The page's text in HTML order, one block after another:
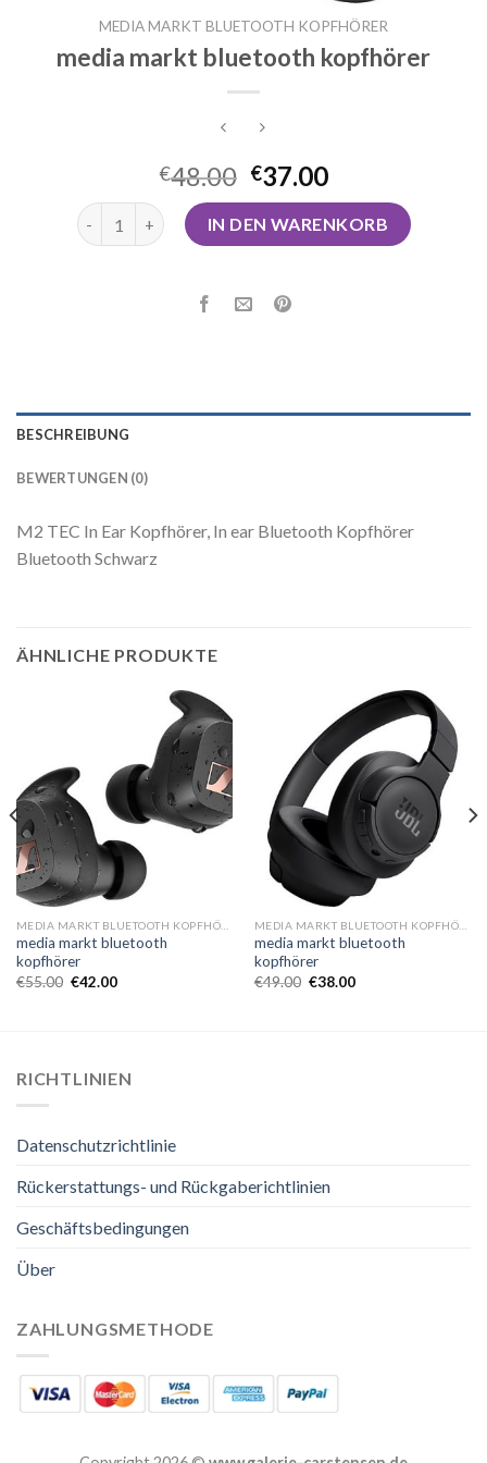
MEDIA MARKT BLUETOOTH KOPFHÖRER
media markt bluetooth kopfhörer
€48.00 €37.00
media markt bluetooth kopfhörer Menge
IN DEN WARENKORB
BESCHREIBUNG
BEWERTUNGEN (0)
M2 TEC In Ear Kopfhörer, In ear Bluetooth Kopfhörer
Bluetooth Schwarz
ÄHNLICHE PRODUKTE
media markt bluetooth
kopfhörer
€55.00 €42.00
media markt bluetooth
kopfhörer
€49.00 €38.00
RICHTLINIEN
Datenschutzrichtlinie
Rückerstattungs- und Rückgaberichtlinien
Geschäftsbedingungen
Über
ZAHLUNGSMETHODE